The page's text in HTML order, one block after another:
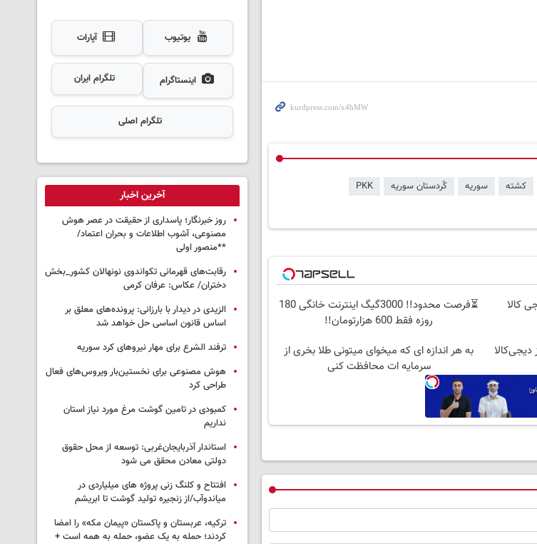
کشته سوریه کُردستان سوریه
PKK
کالا
⏳فرصت محدود!! 3000گیگ اینترنت خانگی 180
روزه فقط 600 هزارتومان!!
دیجی‌کالا
به هر اندازه ای که میخوای میتونی طلا بخری از
سرمایه ات محافظت کنی
یوتیوب آپارات
اینستاگرام تلگرام ایران
تلگرام اصلی
آخرین اخبار
روز خبرنگار؛ پاسداری از حقیقت در عصر هوش
مصنوعی، آشوب اطلاعات و بحران اعتماد/
**منصور اولی
رقابت‌های قهرمانی تکواندوی نونهالان کشور_بخش
دختران/ عکاس: عرفان کرمی
الزیدی در دیدار با بارزانی: پرونده‌های معلق بر
اساس قانون اساسی حل خواهد شد
ترفند الشرع برای مهار نیروهای کرد سوریه
هوش مصنوعی برای نخستین‌بار ویروس‌های فعال
طراحی کرد
کمبودی در تامین گوشت مرغ مورد نیاز استان
نداریم
استاندار آذربایجان‌غربی: توسعه از محل حقوق
دولتی معادن محقق می شود
افتتاح و کلنگ زنی پروژه های میلیاردی در
میاندوآب/از زنجیره تولید گوشت تا ابریشم
ترکیه، عربستان و پاکستان «پیمان مکه» را امضا
کردند؛ حمله به یک عضو، حمله به همه است +